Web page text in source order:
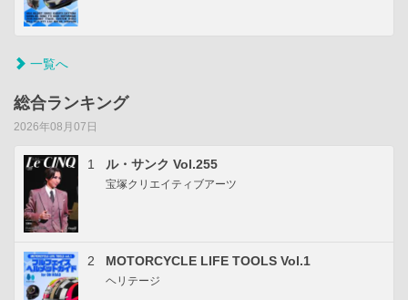
一覧へ
総合ランキング
2026年08月07日
1 ル・サンク Vol.255
宝塚クリエイティブアーツ
2 MOTORCYCLE LIFE TOOLS Vol.1
ヘリテージ